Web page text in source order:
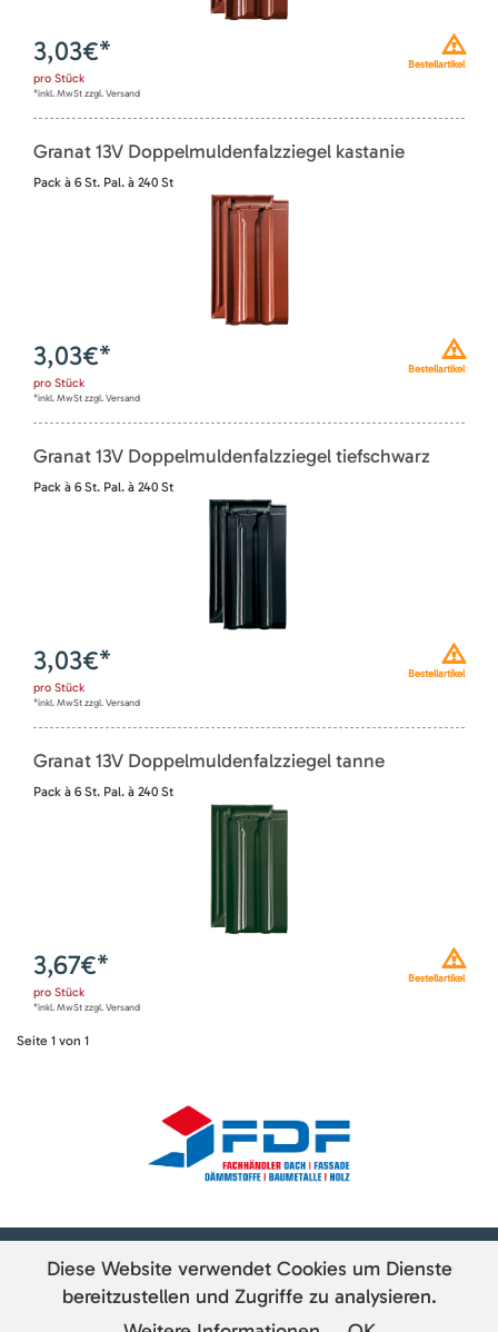
Bestellartikel
3,03€*
pro Stück
*inkl. MwSt zzgl. Versand
Granat 13V Doppelmuldenfalzziegel kastanie
Pack à 6 St. Pal. à 240 St
Bestellartikel
3,03€*
pro Stück
*inkl. MwSt zzgl. Versand
Granat 13V Doppelmuldenfalzziegel tiefschwarz
Pack à 6 St. Pal. à 240 St
Bestellartikel
3,03€*
pro Stück
*inkl. MwSt zzgl. Versand
Granat 13V Doppelmuldenfalzziegel tanne
Pack à 6 St. Pal. à 240 St
Bestellartikel
3,67€*
pro Stück
*inkl. MwSt zzgl. Versand
Seite 1 von 1
Paulus Dach-Baustoffe GmbH | Industriegebiet Hohe Straße 8 | 08606 Oelsnitz
Diese Website verwendet Cookies um Dienste
bereitzustellen und Zugriffe zu analysieren.